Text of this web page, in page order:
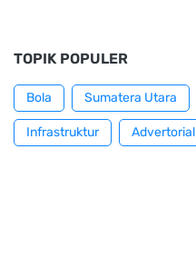
TOPIK POPULER
Bola Sumatera Utara
Infrastruktur Advertorial